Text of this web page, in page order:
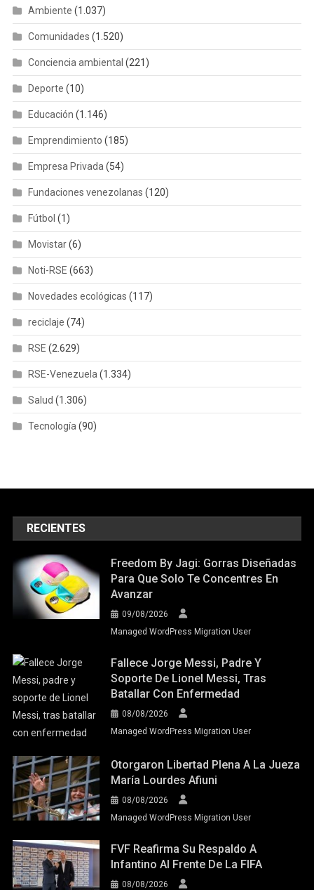
Ambiente (1.037)
Comunidades (1.520)
Conciencia ambiental (221)
Deporte (10)
Educación (1.146)
Emprendimiento (185)
Empresa Privada (54)
Fundaciones venezolanas (120)
Fútbol (1)
Movistar(6)
Noti-RSE (663)
Novedades ecológicas (117)
reciclaje (74)
RSE (2.629)
RSE-Venezuela (1.334)
Salud (1.306)
Tecnología (90)
RECIENTES
Freedom By Jagi: Gorras Diseñadas
Para Que Solo Te Concentres En
Avanzar
09/08/2026
Managed WordPress Migration User
Fallece Jorge Messi, Padre Y
Soporte De Lionel Messi, Tras
Batallar Con Enfermedad
08/08/2026
Managed WordPress Migration User
Otorgaron Libertad Plena A La Jueza
María Lourdes Afiuni
08/08/2026
Managed WordPress Migration User
FVF Reafirma Su Respaldo A
Infantino Al Frente De La FIFA
08/08/2026